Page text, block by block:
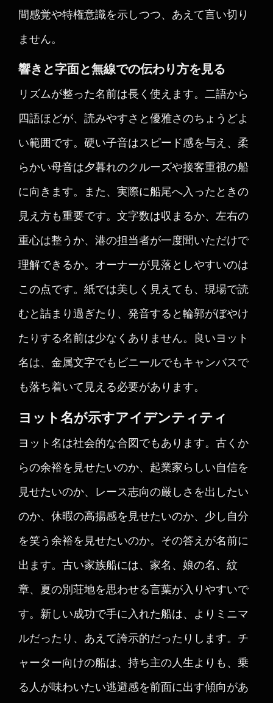
間感覚や特権意識を示しつつ、あえて言い切り
ません。
響きと字面と無線での伝わり方を見る
リズムが整った名前は長く使えます。二語から
四語ほどが、読みやすさと優雅さのちょうどよ
い範囲です。硬い子音はスピード感を与え、柔
らかい母音は夕暮れのクルーズや接客重視の船
に向きます。また、実際に船尾へ入ったときの
見え方も重要です。文字数は収まるか、左右の
重心は整うか、港の担当者が一度聞いただけで
理解できるか。オーナーが見落としやすいのは
この点です。紙では美しく見えても、現場で読
むと詰まり過ぎたり、発音すると輪郭がぼやけ
たりする名前は少なくありません。良いヨット
名は、金属文字でもビニールでもキャンバスで
も落ち着いて見える必要があります。
ヨット名が示すアイデンティティ
ヨット名は社会的な合図でもあります。古くか
らの余裕を見せたいのか、起業家らしい自信を
見せたいのか、レース志向の厳しさを出したい
のか、休暇の高揚感を見せたいのか、少し自分
を笑う余裕を見せたいのか。その答えが名前に
出ます。古い家族船には、家名、娘の名、紋
章、夏の別荘地を思わせる言葉が入りやすいで
す。新しい成功で手に入れた船は、よりミニマ
ルだったり、あえて誇示的だったりします。チ
ャーター向けの船は、持ち主の人生よりも、乗
る人が味わいたい逃避感を前面に出す傾向があ